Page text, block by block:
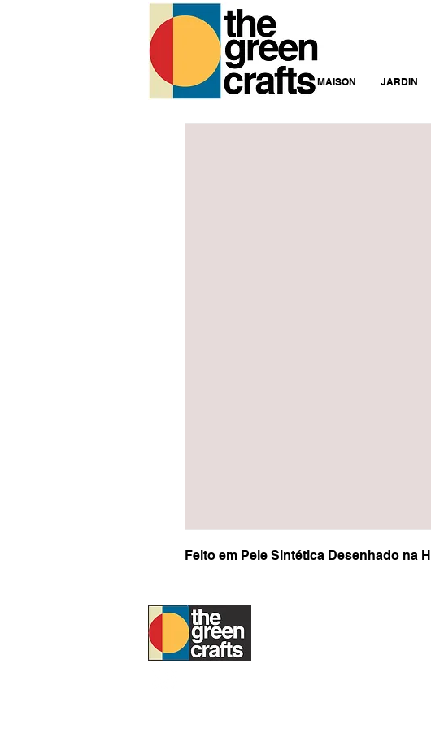
MAISON JARDIN
Feito em Pele Sintética Desenhado na